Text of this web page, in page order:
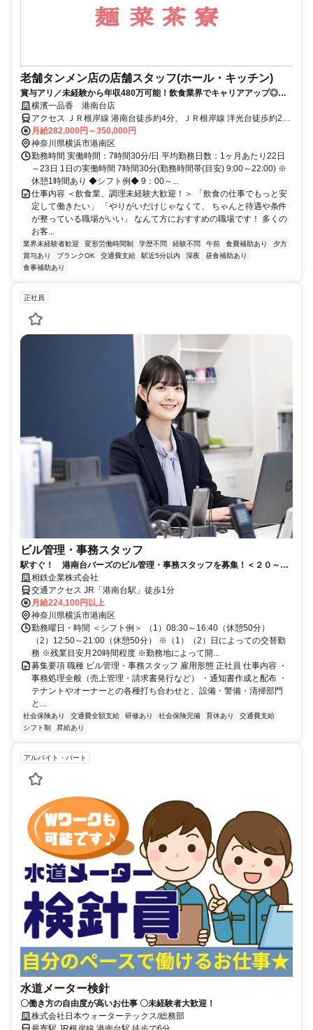
老舗タンメン店の店舗スタッフ(ホール・キッチン)
賞与アリ／未経験から年収480万可能！飲食業界でキャリアアップ◎マ
ネジメント初心者歓迎！”横浜”に根付いた働き方がしたい方大歓迎！
横濱一品香 港南台店
アクセス ＪＲ根岸線 港南台徒歩約4分、ＪＲ根岸線 洋光台徒歩約27
分、ＪＲ根岸線 本郷台徒歩約41分
月給282,000円～350,000円
神奈川県横浜市港南区
勤務時間 実働時間：7時間30分/日 平均勤務日数：1ヶ月あたり22日
～23日 1日の実働時間 7時間30分(勤務時間帯(目安) 9:00～22:00) ※
休憩1時間あり ◆シフト例◆ 9：00～...
仕事内容 ＜飲食業、調理未経験大歓迎！＞ 「飲食の仕事でもっと安
定して働きたい」 「やりがいだけじゃなくて、 ちゃんと待遇や条件
が整っている職場がいい」 なんて方におすすめの職場です！ 多くの
お客...
業界未経験者歓迎 変形労働時間制 学歴不問 経験不問 午前 食費補助あり
夕方
賞与あり
ブランクOK 交通費支給 駅近5分以内 深夜
昼食補助あり
食事補助あり
正社員
ビル管理・事務スタッフ
駅すぐ！ 港南台バーズのビル管理・事務スタッフを募集！＜２０～３
０代未経験スタートの男女も活躍＞
相鉄企業株式会社
交通アクセス JR「港南台駅」徒歩1分
月給224,100円以上
神奈川県横浜市港南区
勤務曜日・時間 ＜シフト例＞ （1）08:30～16:40（休憩50分）
（2）12:50～21:00（休憩50分） ※（1）（2）日によっての交替勤
務 ※残業目安月20時間程度 ※勤務地によって開...
募集要項 職種 ビル管理・事務スタッフ 雇用形態 正社員 仕事内容 ・
事務処理全般（売上管理・請求書発行など） ・通知書作成と配布 ・
テナントやオーナーとの各種打ち合わせと、設備・警備・清掃部門
と...
社会保険あり 交通費全額支給 研修あり 社会保険完備 育休あり
交通費支給
シフト制
昇給あり
アルバイト・パート
水道メーター検針
〇働き方の自由度が高いお仕事 〇未経験者大歓迎！
株式会社日本ウォーターテックス/総務部